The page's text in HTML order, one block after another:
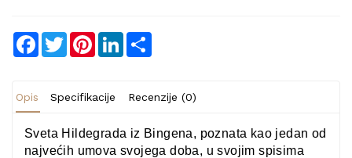
Facebook
TwitterPinterestLinkedIn
Opis Specifikacije Recenzije (0)
Sveta Hildegrada iz Bingena, poznata kao jedan od
najvećih umova svojega doba, u svojim spisima